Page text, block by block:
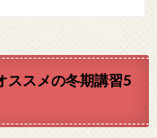
ススメの冬期講習5